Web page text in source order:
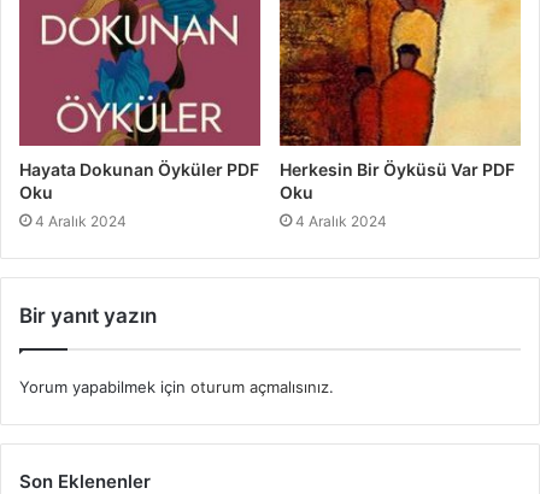
Hayata Dokunan Öyküler PDF
Oku
4 Aralık 2024
Herkesin Bir Öyküsü Var PDF
Oku
4 Aralık 2024
Bir yanıt yazın
Yorum yapabilmek için oturum açmalısınız.
Son Eklenenler